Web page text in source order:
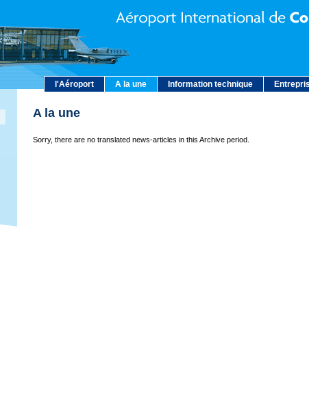
l'Aéroport A la une Information technique
A la une
Sorry, there are no translated news-articles in this Archive period.